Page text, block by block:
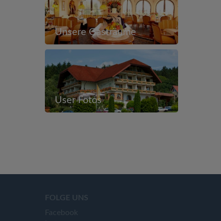
Unsere Gasträume
User Fotos
FOLGE UNS
Facebook